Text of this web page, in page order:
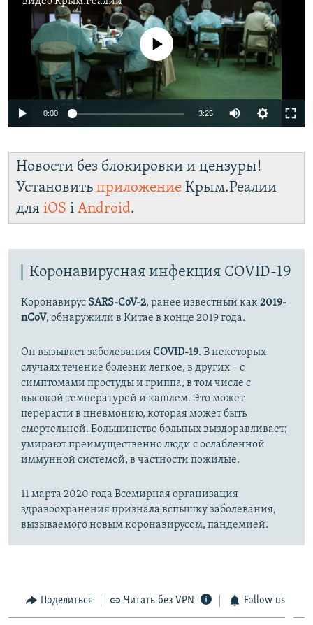
360p 480p
720p
No media source currently available
0:00 3:25
480p
Новости без блокировки и цензуры!
Установить приложение Крым.Реалии
для iOS і Android.
Коронавирусная инфекция COVID-19
Коронавирус SARS-CoV-2, ранее известный как2019-
nCoV, обнаружили в Китае в конце 2019 года.
Он вызывает заболеванияCOVID-19. В некоторых
случаях течение болезни легкое, в других – с
симптомами простуды и гриппа, в том числе с
высокой температурой и кашлем. Это может
перерасти в пневмонию, которая может быть
смертельной. Большинство больных выздоравливает;
умирают преимущественно люди с ослабленной
иммунной системой, в частности пожилые.
11 марта 2020 года Всемирная организация
здравоохранения признала вспышку заболевания,
вызываемого новым коронавирусом, пандемией.
Поделиться Читать без VPN Follow us